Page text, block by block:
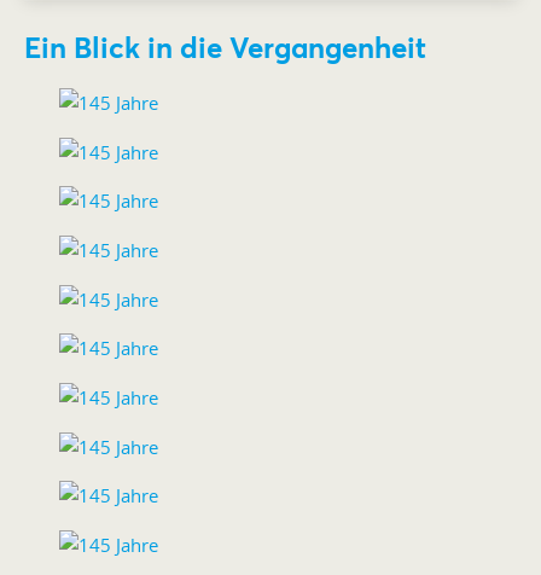
Ein Blick in die Vergangenheit